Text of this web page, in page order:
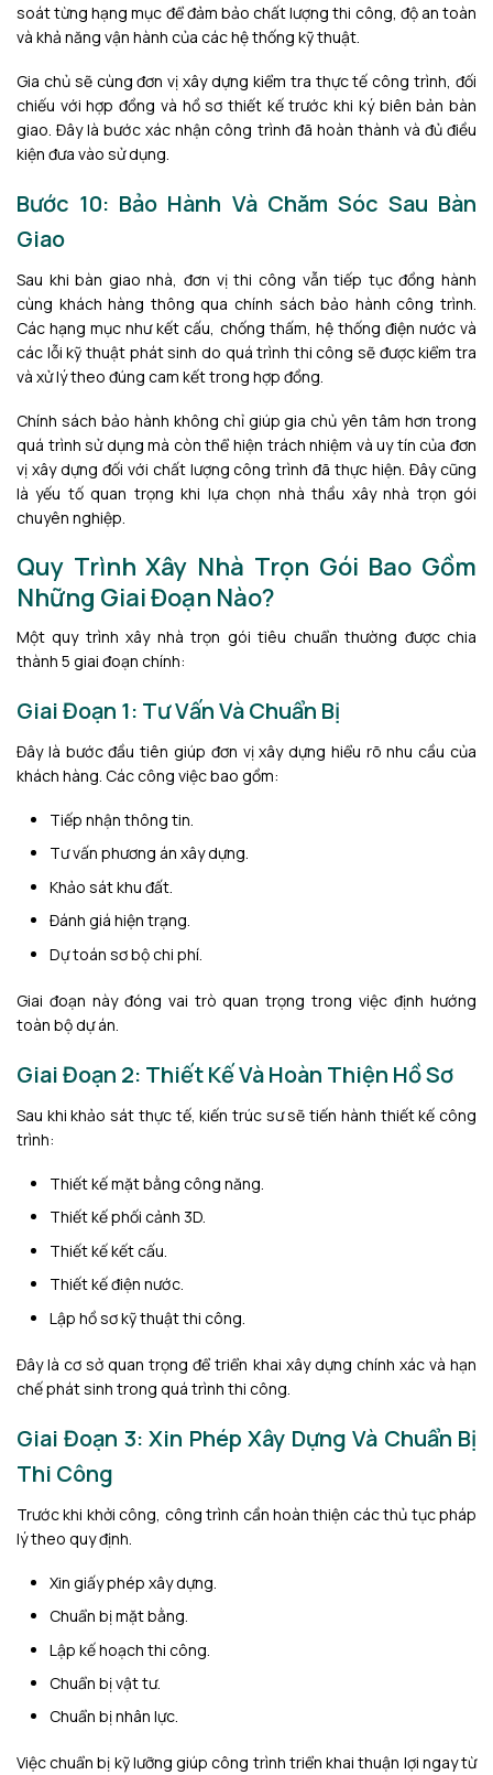
soát từng hạng mục để đảm bảo chất lượng thi công, độ an toàn
và khả năng vận hành của các hệ thống kỹ thuật.
Gia chủ sẽ cùng đơn vị xây dựng kiểm tra thực tế công trình, đối
chiếu với hợp đồng và hồ sơ thiết kế trước khi ký biên bản bàn
giao. Đây là bước xác nhận công trình đã hoàn thành và đủ điều
kiện đưa vào sử dụng.
Bước 10: Bảo Hành Và Chăm Sóc Sau Bàn
Giao
Sau khi bàn giao nhà, đơn vị thi công vẫn tiếp tục đồng hành
cùng khách hàng thông qua chính sách bảo hành công trình.
Các hạng mục như kết cấu, chống thấm, hệ thống điện nước và
các lỗi kỹ thuật phát sinh do quá trình thi công sẽ được kiểm tra
và xử lý theo đúng cam kết trong hợp đồng.
Chính sách bảo hành không chỉ giúp gia chủ yên tâm hơn trong
quá trình sử dụng mà còn thể hiện trách nhiệm và uy tín của đơn
vị xây dựng đối với chất lượng công trình đã thực hiện. Đây cũng
là yếu tố quan trọng khi lựa chọn nhà thầu xây nhà trọn gói
chuyên nghiệp.
Quy Trình Xây Nhà Trọn Gói Bao Gồm
Những Giai Đoạn Nào?
Một quy trình xây nhà trọn gói tiêu chuẩn thường được chia
thành 5 giai đoạn chính:
Giai Đoạn 1: Tư Vấn Và Chuẩn Bị
Đây là bước đầu tiên giúp đơn vị xây dựng hiểu rõ nhu cầu của
khách hàng. Các công việc bao gồm:
Tiếp nhận thông tin.
Tư vấn phương án xây dựng.
Khảo sát khu đất.
Đánh giá hiện trạng.
Dự toán sơ bộ chi phí.
Giai đoạn này đóng vai trò quan trọng trong việc định hướng
toàn bộ dự án.
Giai Đoạn 2: Thiết Kế Và Hoàn Thiện Hồ Sơ
Sau khi khảo sát thực tế, kiến trúc sư sẽ tiến hành thiết kế công
trình:
Thiết kế mặt bằng công năng.
Thiết kế phối cảnh 3D.
Thiết kế kết cấu.
Thiết kế điện nước.
Lập hồ sơ kỹ thuật thi công.
Đây là cơ sở quan trọng để triển khai xây dựng chính xác và hạn
chế phát sinh trong quá trình thi công.
Giai Đoạn 3: Xin Phép Xây Dựng Và Chuẩn Bị
Thi Công
Trước khi khởi công, công trình cần hoàn thiện các thủ tục pháp
lý theo quy định.
Xin giấy phép xây dựng.
Chuẩn bị mặt bằng.
Lập kế hoạch thi công.
Chuẩn bị vật tư.
Chuẩn bị nhân lực.
Việc chuẩn bị kỹ lưỡng giúp công trình triển khai thuận lợi ngay từ